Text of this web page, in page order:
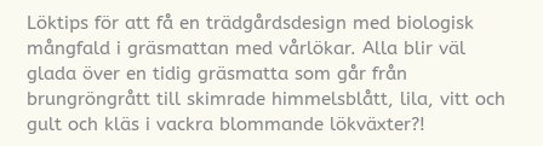
Löktips för att få en trädgårdsdesign med biologisk
mångfald i gräsmattan med vårlökar. Alla blir väl
glada över en tidig gräsmatta som går från
brungröngrått till skimrade himmelsblått, lila, vitt och
gult och kläs i vackra blommande lökväxter?!